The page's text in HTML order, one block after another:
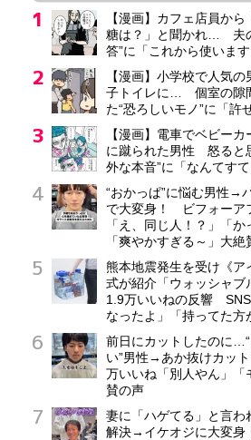
【漫画】カフェ店員か
糖は？」と聞かれ… 夫
答”に「これから使います
【漫画】小学校で人気
子トイレに… 個室の隙
た“恐ろしいモノ”に「許
【漫画】電車でベビー
に蹴られた男性 怒ると
外な本音”に「なんてすて
“おかっぱ”に悩む男性→
で大変身！ ビフォーア
「え、同じ人！？」「か
「爽やかすぎる～」大絶
熊本地震発生を受け《ア
式が紹介「ウォッシャブ
1.9万いいねの反響 SNS
なったよ」「持ってた方
前日にカットしたのに
い”男性→あか抜けカッ
万いいね「別人やん」「
賛の声
妻に「ハゲてる」と言
解決→イケオジに大変